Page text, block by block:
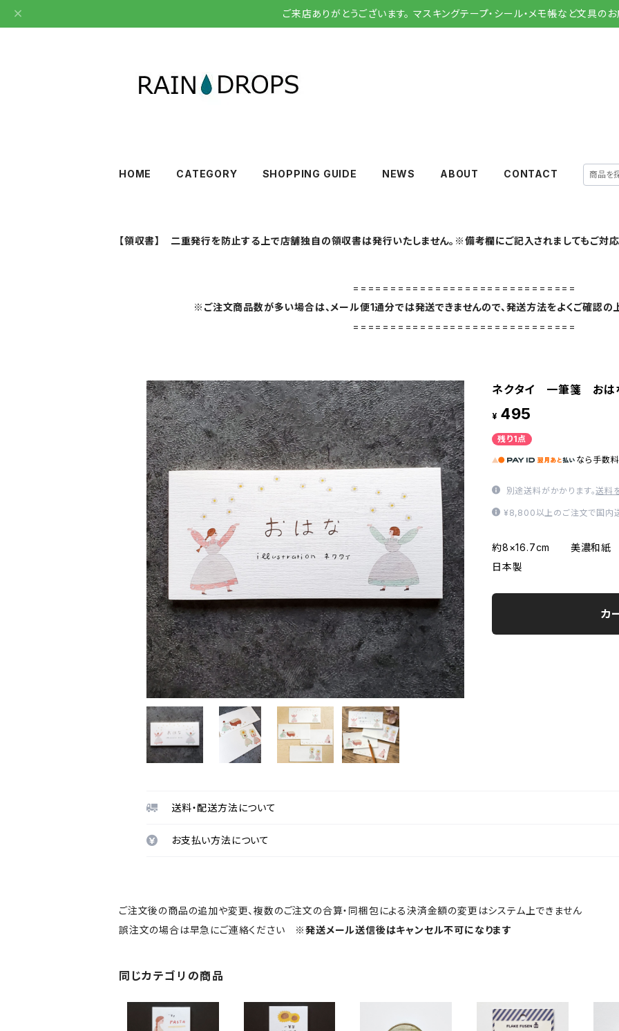
ご来店ありがとうございます。 マスキングテープ・シール・メモ帳など文具の
HOME CATEGORY SHOPPING GUIDE NEWS ABOUT CONTACT
【領収書】 二重発行を防止する上で店舗独自の領収書は発行いたしません。※備考欄にご記入されましてもご対応
==============================
※ご注文商品数が多い場合は、メール便1通分では発送できませんので、発送方法をよくご確認の
==============================
ネクタイ 一筆箋 お
¥ 495
残り1点
なら 手数
別途送料がかかります。送料
¥8,800以上のご注文で国内
約8×16.7cm 美濃和紙
日本製
カ
送料・配送方法について
お支払い方法について
ご注文後の商品の追加や変更、複数のご注文の合算・同梱包による決済金額の変更はシステム上できません
誤注文の場合は早急にご連絡ください ※発送メール送信後はキャンセル不可になります
同じカテゴリの商品